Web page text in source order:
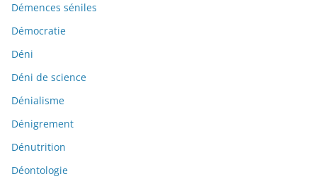
Démences séniles
Démocratie
Déni
Déni de science
Dénialisme
Dénigrement
Dénutrition
Déontologie